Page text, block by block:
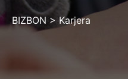
BIZBON > Karjera